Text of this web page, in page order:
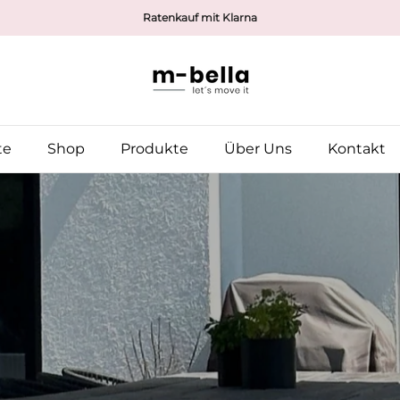
Made in Germany
Ratenkauf mit Klarna
Shop Produkte Über Uns Kontakt